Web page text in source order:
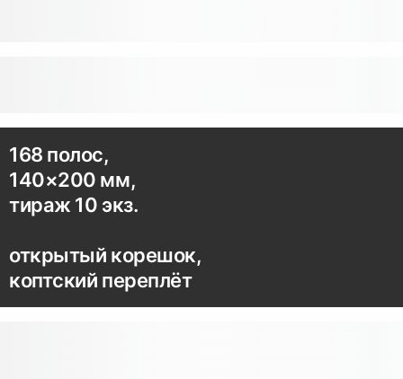
168 полос,
140×200 мм,
тираж 10 экз.
открытый корешок,
коптский переплёт